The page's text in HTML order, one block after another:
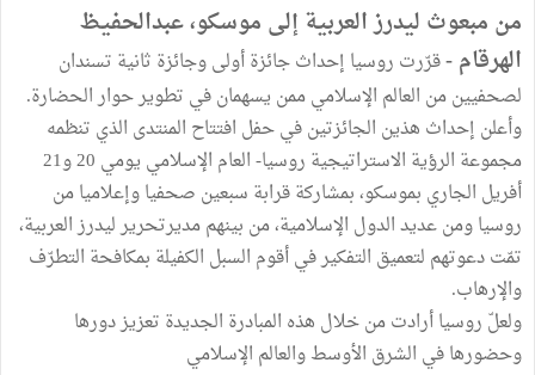
من مبعوث ليدرز العربية إلى موسكو، عبدالحفيظ
الهرقام -قرّرت روسيا إحداث جائزة أولى وجائزة ثانية تسندان
لصحفيين من العالم الإسلامي ممن يسهمان في تطوير حوار الحضارة.
وأعلن إحداث هذين الجائزتين في حفل افتتاح المنتدى الذي تنظمه
مجموعة الرؤية الاستراتيجية روسيا- العام الإسلامي يومي 20 و21
أفريل الجاري بموسكو، بمشاركة قرابة سبعين صحفيا وإعلاميا من
روسيا ومن عديد الدول الإسلامية، من بينهم مديرتحرير ليدرز العربية،
تمّت دعوتهم لتعميق التفكير في أقوم السبل الكفيلة بمكافحة التطرّف
والإرهاب.
ولعلّ روسيا أرادت من خلال هذه المبادرة الجديدة تعزيز دورها
وحضورها في الشرق الأوسط والعالم الإسلامي